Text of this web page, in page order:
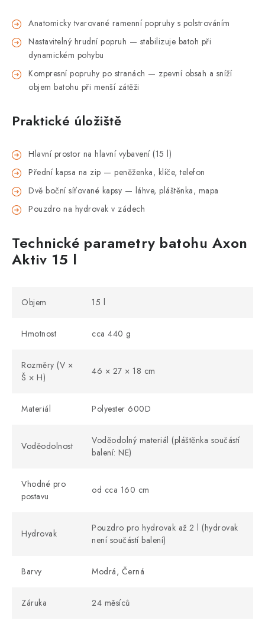
Anatomicky tvarované ramenní popruhy s polstrováním
Nastavitelný hrudní popruh — stabilizuje batoh při
dynamickém pohybu
Kompresní popruhy po stranách — zpevní obsah a sníží
objem batohu při menší zátěži
Praktické úložiště
Hlavní prostor na hlavní vybavení (15 l)
Přední kapsa na zip — peněženka, klíče, telefon
Dvě boční síťované kapsy — láhve, pláštěnka, mapa
Pouzdro na hydrovak v zádech
Technické parametry batohu Axon
Aktiv 15 l
Objem 15 l
Hmotnost cca 440 g
Rozměry (V ×
Š × H)
46 × 27 × 18 cm
Materiál Polyester 600D
Voděodolnost
Voděodolný materiál (pláštěnka součástí
balení: NE)
Vhodné pro
postavu
od cca 160 cm
Hydrovak
Pouzdro pro hydrovak až 2 l (hydrovak
není součástí balení)
Barvy Modrá, Černá
Záruka 24 měsíců